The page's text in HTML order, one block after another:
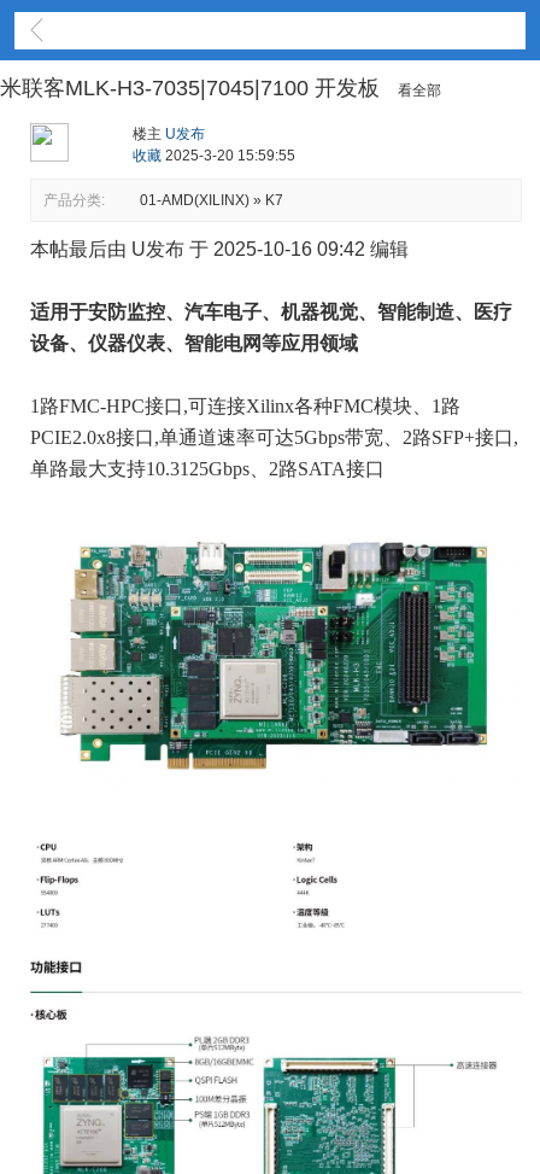
米联客MLK-H3-7035|7045|7100 开发板 看全部
楼主 U发布
收藏 2025-3-20 15:59:55
产品分类: 01-AMD(XILINX) » K7
本帖最后由 U发布 于 2025-10-16 09:42 编辑
适用于安防监控、汽车电子、机器视觉、智能制造、医疗
设备、仪器仪表、智能电网等应用领域
1路FMC-HPC接口,可连接Xilinx各种FMC模块、1路
PCIE2.0x8接口,单通道速率可达5Gbps带宽、2路SFP+接口,
单路最大支持10.3125Gbps、2路SATA接口